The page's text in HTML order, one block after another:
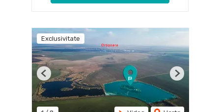
Exclusivitate
Previous Next